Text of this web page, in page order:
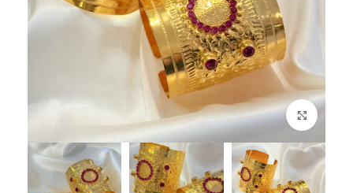
Click to enlarge